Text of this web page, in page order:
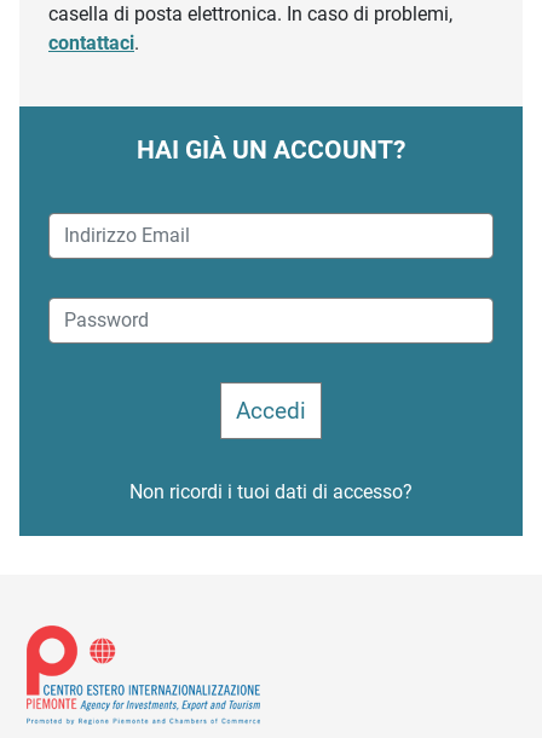
casella di posta elettronica. In caso di problemi,
contattaci.
HAI GIÀ UN ACCOUNT?
Non ricordi i tuoi dati di accesso?